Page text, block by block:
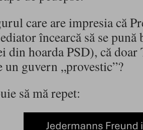
care are impresia că
încearcă să se
din hoarda PSD), că doar
un guvern „provestic”?
să mă repet: